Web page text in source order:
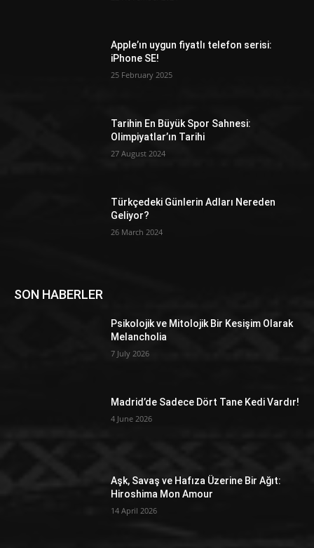
Apple’ın uygun fiyatlı telefon serisi:
iPhone SE!
25 February 2025
Tarihin En Büyük Spor Sahnesi:
Olimpiyatlar’ın Tarihi
27 August 2024
Türkçedeki Günlerin Adları Nereden
Geliyor?
26 March 2024
SON HABERLER
Psikolojik ve Mitolojik Bir Kesişim Olarak
Melancholia
7 July 2026
Madrid’de Sadece Dört Tane Kedi Vardır!
4 June 2026
Aşk, Savaş ve Hafıza Üzerine Bir Ağıt:
Hiroshima Mon Amour
14 April 2026